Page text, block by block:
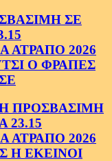
ΣΕ
ΑΤΡΑΠΟ 2026
Ο ΦΡΑΠΕΣ
ΠΡΟΣΒΑΣΙΜΗ
23.15
ΑΤΡΑΠΟ 2026
Η ΕΚΕΙΝΟΙ